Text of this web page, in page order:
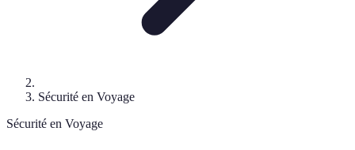
Sécurité en Voyage
Sécurité en Voyage